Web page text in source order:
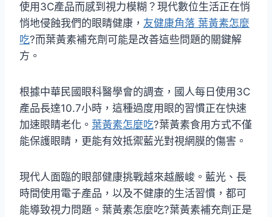
使用3C產品而感到視力模糊？現代數位生活正在悄
悄地侵蝕我們的眼睛健康， 友健康角落 葉黃素怎麼
吃?而葉黃素補充劑可能是改善這些問題的關鍵解
方。
根據中華民國眼科醫學會的調查，國人每日使用3C
產品長達10.7小時，這種過度用眼的習慣正在快速
加速眼睛老化。 葉黃素怎麼吃?葉黃素食用方式不僅
能保護眼睛，更能有效抵禦藍光對視網膜的傷害。
現代人面臨的眼部健康挑戰越來越嚴峻。藍光、長
時間使用電子產品，以及不健康的生活習慣，都可
能導致視力問題。葉黃素怎麼吃?葉黃素補充劑正是